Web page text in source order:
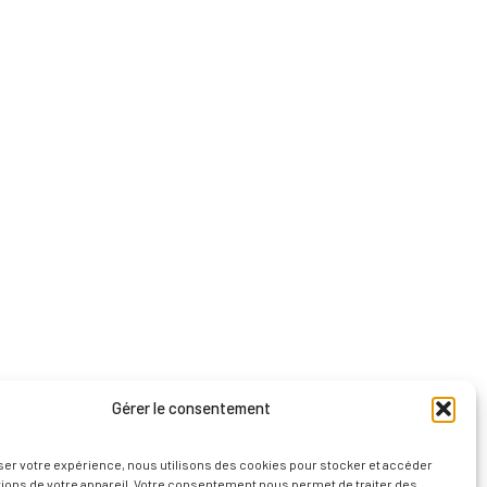
Gérer le consentement
votre expérience, nous utilisons des cookies pour stocker et accéder
de votre appareil. Votre consentement nous permet de traiter des